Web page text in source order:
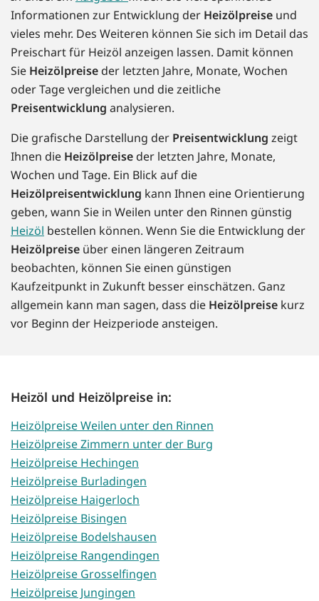
Informationen zur Entwicklung der Heizölpreise und
vieles mehr. Des Weiteren können Sie sich im Detail das
Preischart für Heizöl anzeigen lassen. Damit können
Sie Heizölpreise der letzten Jahre, Monate, Wochen
oder Tage vergleichen und die zeitliche
Preisentwicklung analysieren.
Die grafische Darstellung der Preisentwicklung zeigt
Ihnen die Heizölpreise der letzten Jahre, Monate,
Wochen und Tage. Ein Blick auf die
Heizölpreisentwicklung kann Ihnen eine Orientierung
geben, wann Sie in Weilen unter den Rinnen günstig
Heizöl bestellen können. Wenn Sie die Entwicklung der
Heizölpreise über einen längeren Zeitraum
beobachten, können Sie einen günstigen
Kaufzeitpunkt in Zukunft besser einschätzen. Ganz
allgemein kann man sagen, dass die Heizölpreise kurz
vor Beginn der Heizperiode ansteigen.
Heizöl und Heizölpreise in:
Heizölpreise Weilen unter den Rinnen
Heizölpreise Zimmern unter der Burg
Heizölpreise Hechingen
Heizölpreise Burladingen
Heizölpreise Haigerloch
Heizölpreise Bisingen
Heizölpreise Bodelshausen
Heizölpreise Rangendingen
Heizölpreise Grosselfingen
Heizölpreise Jungingen